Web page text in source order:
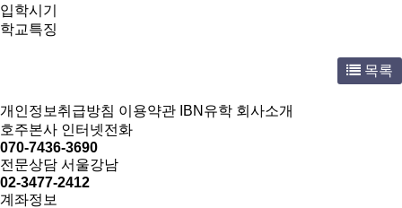
입학시기
학교특징
목록
개인정보취급방침 이용약관 IBN유학 회사소개
호주본사 인터넷전화
070-7436-3690
전문상담 서울강남
02-3477-2412
계좌정보